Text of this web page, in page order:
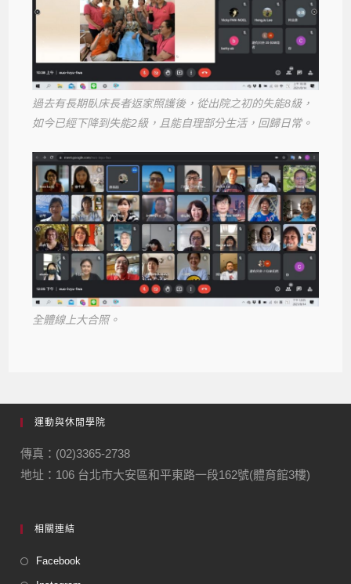
過去有長期臥床長者返家照護後，從出院之初的失能8級，
如今已經下降到失能2級，且能自理部分生活，回歸日常。
全體線上大合照。
運動與休閒學院
傳真：(02)3365-2738
地址：106 台北市大安區和平東路一段162號(體育館3樓)
相關連結
Facebook